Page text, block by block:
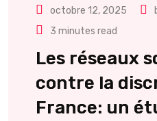
octobre 12, 2025
3 minutes read
Les réseaux
contre la
France: un